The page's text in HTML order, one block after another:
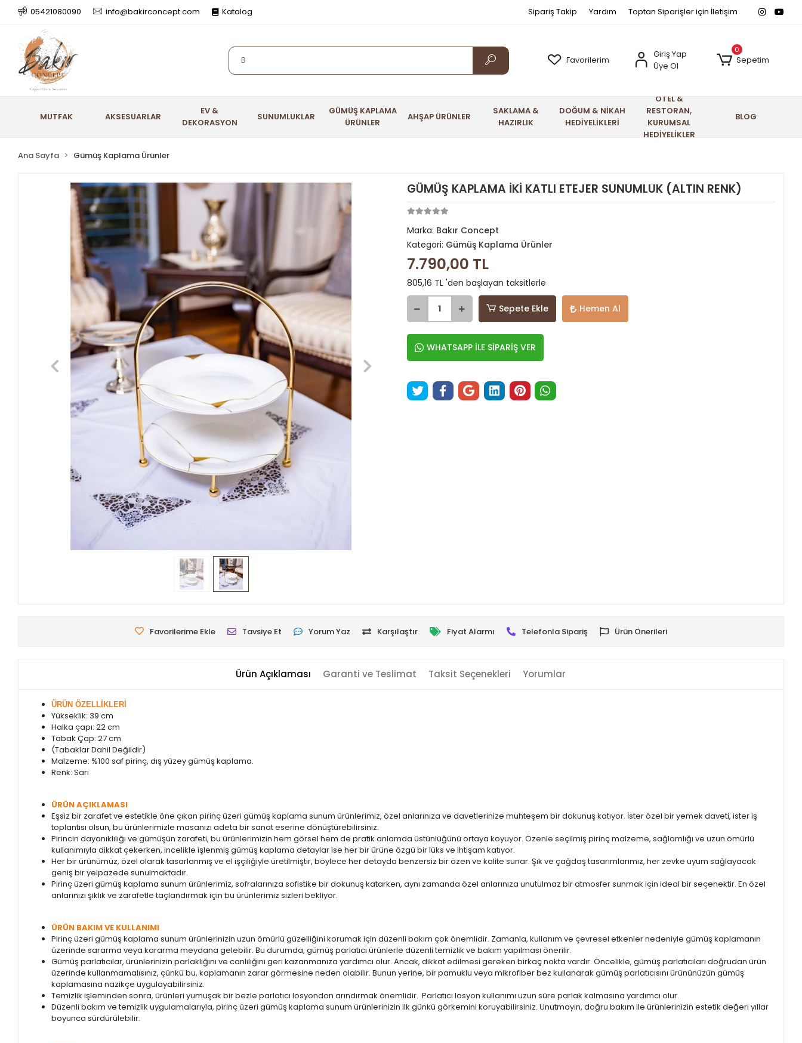
05421080090 info@bakirconcept.com Katalog Sipariş Takip Yardım Toptan Siparişler için İletişim
Favorilerim
Giriş Yap
Üye Ol
0
Sepetim
MUTFAK AKSESUARLAR
EV &
DEKORASYON
SUNUMLUKLAR
GÜMÜŞ KAPLAMA
ÜRÜNLER
AHŞAP ÜRÜNLER
SAKLAMA &
HAZIRLIK
DOĞUM & NİKAH
HEDİYELİKLERİ
OTEL &
RESTORAN,
KURUMSAL
HEDİYELİKLER
BLOG
Ana Sayfa Gümüş Kaplama Ürünler
GÜMÜŞ KAPLAMA İKİ KATLI ETEJER SUNUMLUK (ALTIN RENK)
Marka: Bakır Concept
Kategori: Gümüş Kaplama Ürünler
7.790,00 TL
805,16 TL 'den başlayan taksitlerle
Sepete Ekle Hemen Al
WHATSAPP İLE SİPARİŞ VER
Favorilerime Ekle Tavsiye Et Yorum Yaz Karşılaştır Fiyat Alarmı Telefonla Sipariş Ürün Önerileri
Ürün Açıklaması Garanti ve Teslimat Taksit Seçenekleri Yorumlar
ÜRÜN ÖZELLİKLERİ
Yükseklik: 39 cm
Halka çapı: 22 cm
Tabak Çap: 27 cm
(Tabaklar Dahil Değildir)
Malzeme: %100 saf pirinç, dış yüzey gümüş kaplama.
Renk: Sarı
ÜRÜN AÇIKLAMASI
Eşsiz bir zarafet ve estetikle öne çıkan pirinç üzeri gümüş kaplama sunum ürünlerimiz, özel anlarınıza ve davetlerinize muhteşem bir dokunuş katıyor. İster özel bir yemek daveti, ister iş
toplantısı olsun, bu ürünlerimizle masanızı adeta bir sanat eserine dönüştürebilirsiniz.
Pirincin dayanıklılığı ve gümüşün zarafeti, bu ürünlerimizin hem görsel hem de pratik anlamda üstünlüğünü ortaya koyuyor. Özenle seçilmiş pirinç malzeme, sağlamlığı ve uzun ömürlü
kullanımıyla dikkat çekerken, incelikle işlenmiş gümüş kaplama detaylar ise her bir ürüne özgü bir lüks ve ihtişam katıyor.
Her bir ürünümüz, özel olarak tasarlanmış ve el işçiliğiyle üretilmiştir, böylece her detayda benzersiz bir özen ve kalite sunar. Şık ve çağdaş tasarımlarımız, her zevke uyum sağlayacak
geniş bir yelpazede sunulmaktadır.
Pirinç üzeri gümüş kaplama sunum ürünlerimiz, sofralarınıza sofistike bir dokunuş katarken, aynı zamanda özel anlarınıza unutulmaz bir atmosfer sunmak için ideal bir seçenektir. En özel
anlarınızı şıklık ve zarafetle taçlandırmak için bu ürünlerimiz sizleri bekliyor.
ÜRÜN BAKIM VE KULLANIMI
Pirinç üzeri gümüş kaplama sunum ürünlerinizin uzun ömürlü güzelliğini korumak için düzenli bakım çok önemlidir. Zamanla, kullanım ve çevresel etkenler nedeniyle gümüş kaplamanın
üzerinde sararma veya kararma meydana gelebilir. Bu durumda, gümüş parlatıcı ürünlerle düzenli temizlik ve bakım yapılması önerilir.
Gümüş parlatıcılar, ürünlerinizin parlaklığını ve canlılığını geri kazanmanıza yardımcı olur. Ancak, dikkat edilmesi gereken birkaç nokta vardır. Öncelikle, gümüş parlatıcıları doğrudan ürün
üzerinde kullanmamalısınız, çünkü bu, kaplamanın zarar görmesine neden olabilir. Bunun yerine, bir pamuklu veya mikrofiber bez kullanarak gümüş parlatıcısını ürününüzün gümüş
kaplamasına nazikçe uygulayabilirsiniz.
Temizlik işleminden sonra, ürünleri yumuşak bir bezle parlatıcı losyondon arındırmak önemlidir. Parlatıcı losyon kullanımı uzun süre parlak kalmasına yardımcı olur.
Düzenli bakım ve temizlik uygulamalarıyla, pirinç üzeri gümüş kaplama sunum ürünlerinizin ilk günkü görkemini koruyabilirsiniz. Unutmayın, doğru bakım ile ürünlerinizin estetik değeri yıllar
boyunca sürdürülebilir.